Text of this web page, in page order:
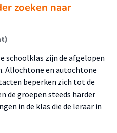
zoeken naar
schoolklas zijn de afgelopen
Allochtone en autochtone
beperken zich tot de
de groepen steeds harder
in de klas die de leraar in